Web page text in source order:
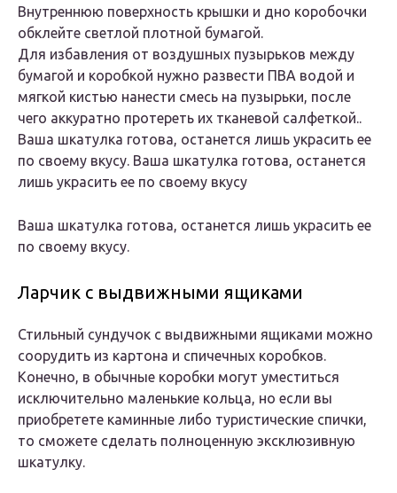
Внутреннюю поверхность крышки и дно коробочки
обклейте светлой плотной бумагой.
Для избавления от воздушных пузырьков между
бумагой и коробкой нужно развести ПВА водой и
мягкой кистью нанести смесь на пузырьки, после
чего аккуратно протереть их тканевой салфеткой..
Ваша шкатулка готова, останется лишь украсить ее
по своему вкусу. Ваша шкатулка готова, останется
лишь украсить ее по своему вкусу
Ваша шкатулка готова, останется лишь украсить ее
по своему вкусу.
Ларчик с выдвижными ящиками
Стильный сундучок с выдвижными ящиками можно
соорудить из картона и спичечных коробков.
Конечно, в обычные коробки могут уместиться
исключительно маленькие кольца, но если вы
приобретете каминные либо туристические спички,
то сможете сделать полноценную эксклюзивную
шкатулку.